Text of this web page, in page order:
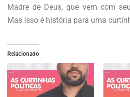
Madre de Deus, que vem com
Mas isso é história para uma
Relacionado